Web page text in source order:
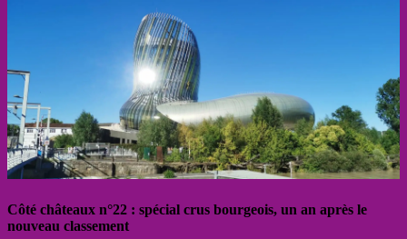
Côté châteaux n°22 : spécial crus bourgeois, un an après le
nouveau classement